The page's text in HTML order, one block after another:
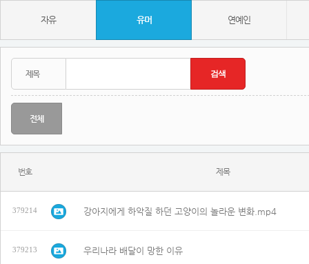
자유 유머 연예인
전체
번호 제목
379214 강아지에게 하악질 하던 고양이의 놀라운 변화.mp4
379213 우리나라 배달이 망한 이유